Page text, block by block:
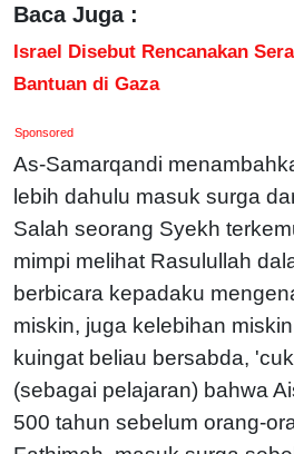
Baca Juga :
Israel Disebut Rencanakan
Bantuan di Gaza
Sponsored
As-Samarqandi
lebih dahulu masuk surga
Salah seorang Syekh
mimpi melihat Rasulullah
berbicara kepadaku
miskin, juga kelebihan
kuingat beliau bersabda,
(sebagai pelajaran) bahwa
500 tahun sebelum orang-